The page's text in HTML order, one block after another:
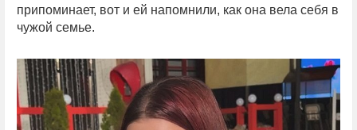
припоминает, вот и ей напомнили, как она вела себя в
чужой семье.